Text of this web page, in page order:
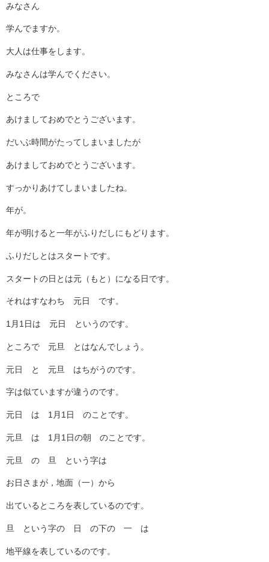
みなさん
学んでますか。
大人は仕事をします。
みなさんは学んでください。
ところで
あけましておめでとうございます。
だいぶ時間がたってしまいましたが
あけましておめでとうございます。
すっかりあけてしまいましたね。
年が。
年が明けると一年がふりだしにもどります。
ふりだしとはスタートです。
スタートの日とは元（もと）になる日です。
それはすなわち 元日 です。
1月1日は 元日 というのです。
ところで 元旦 とはなんでしょう。
元日 と 元旦 はちがうのです。
字は似ていますが違うのです。
元日 は 1月1日 のことです。
元旦 は 1月1日の朝 のことです。
元旦 の 旦 という字は
お日さまが，地面（一）から
出ているところを表しているのです。
旦 という字の 日 の下の 一 は
地平線を表しているのです。